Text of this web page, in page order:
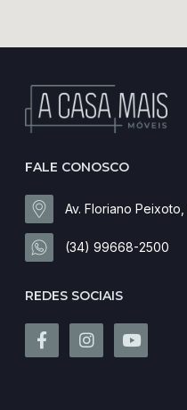
FALE CONOSCO
Av. Floriano
(34) 99668-2500
REDES SOCIAIS